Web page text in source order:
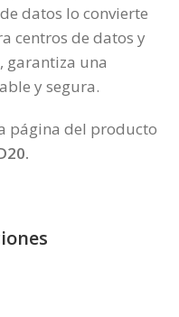
datos lo convierte
centros de datos y
garantiza una
y segura.
página del producto
.